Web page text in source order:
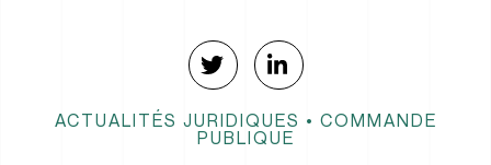
ACTUALITÉS JURIDIQUES • COMMANDE
PUBLIQUE